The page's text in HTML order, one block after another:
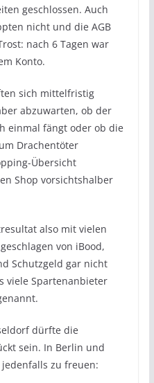
geschlossen. Auch
nicht und die AGB
nach 6 Tagen war
Konto.
sich mittelfristig
abzuwarten, ob der
einmal fängt oder ob die
Drachentöter
Übersicht
Shop vorsichtshalber
also mit vielen
von iBood,
Schutzgeld gar nicht
viele Spartenanbieter
dürfte die
sein. In Berlin und
zu freuen: